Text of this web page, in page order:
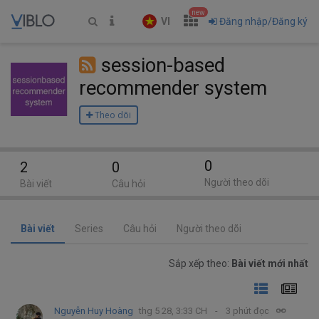
VI
new
Đăng nhập/Đăng ký
session-based
recommender system
Theo dõi
Bài viết Series Câu hỏi Người theo dõi
Sắp xếp theo: Bài viết mới nhất
Nguyễn Huy Hoàng thg 5 28, 3:33 CH 3 phút đọc
2
Bài viết
0
Câu hỏi
0
Người theo dõi